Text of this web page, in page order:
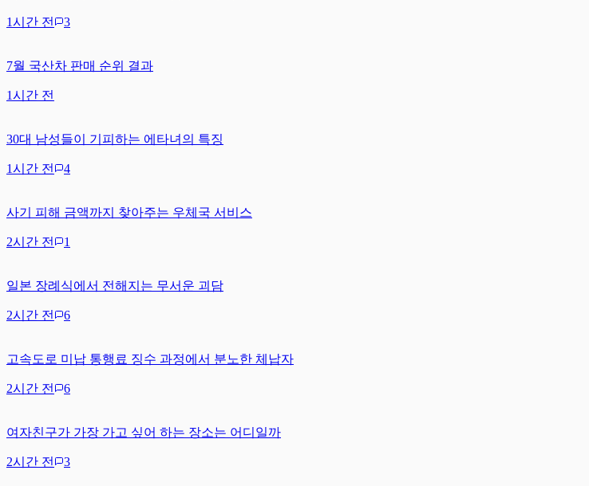
1시간 전 3
7월 국산차 판매 순위 결과
1시간 전
30대 남성들이 기피하는 에타녀의 특징
1시간 전 4
사기 피해 금액까지 찾아주는 우체국 서비스
2시간 전 1
일본 장례식에서 전해지는 무서운 괴담
2시간 전 6
고속도로 미납 통행료 징수 과정에서 분노한 체납자
2시간 전 6
여자친구가 가장 가고 싶어 하는 장소는 어디일까
2시간 전 3